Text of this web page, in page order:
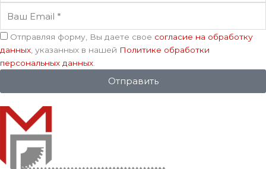
Email
Соглашение
Отправляя форму, Вы даете свое согласие на обработку
данных , указанных в нашей Политике обработки
персональных данных
Отправить